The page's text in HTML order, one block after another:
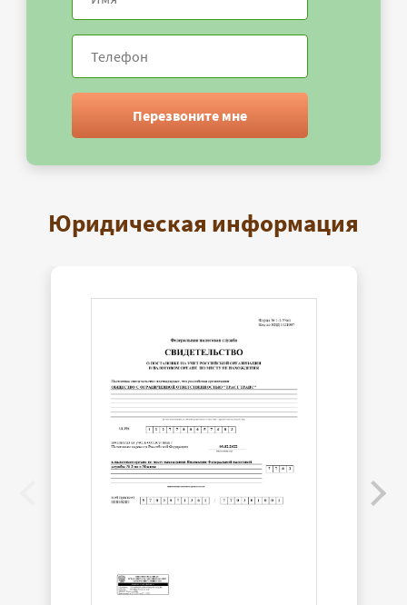
Перезвоните мне
Юридическая информация